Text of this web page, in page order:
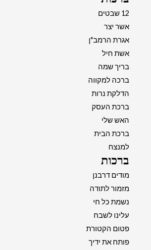
12 שבטים
אשר יצר
אגרת הרמב"ן
אשת חיל
בריך שמה
ברכה למקווה
הדלקת נרות
ברכת העסק
האש שלי
ברכת הבית
למנצח
ברכות
מודים דרבנן
מזמור לתודה
נשמת כל חי
עלינו לשבח
פטום הקטורת
פותח את ידיך